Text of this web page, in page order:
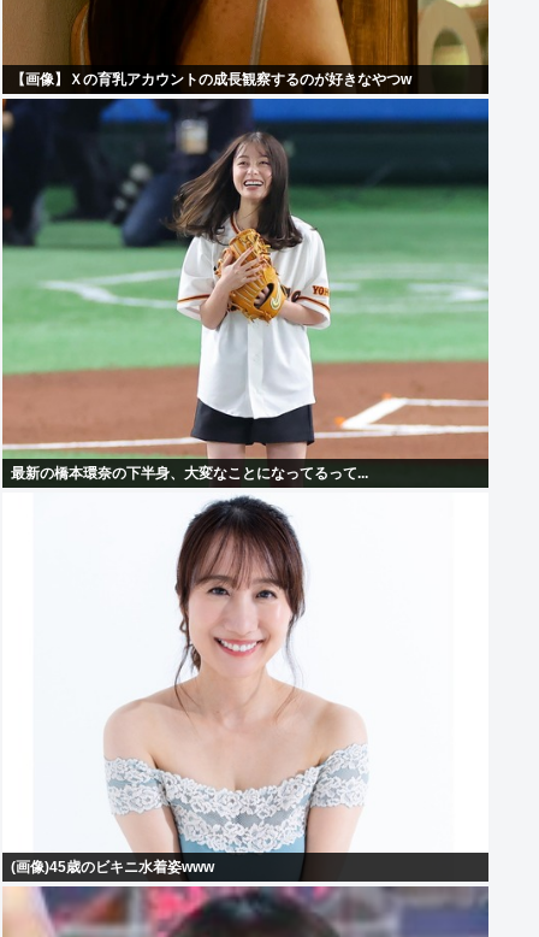
【画像】Ｘの育乳アカウントの成長観察するのが好きなやつw
最新の橋本環奈の下半身、大変なことになってるって...
(画像)45歳のビキニ水着姿www